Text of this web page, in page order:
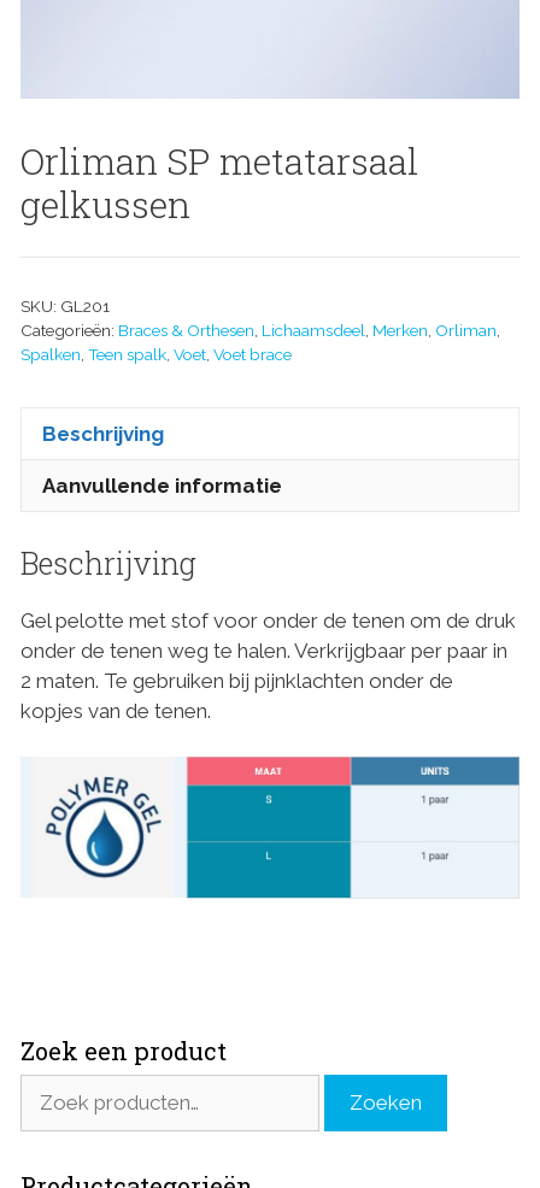
Orliman SP metatarsaal
gelkussen
SKU: GL201
Categorieën: Braces & Orthesen Lichaamsdeel Merken Orliman
Spalken Teen spalk Voet Voet brace
Beschrijving
Aanvullende informatie
Beschrijving
Gel pelotte met stof voor onder de tenen om de druk
onder de tenen weg te halen. Verkrijgbaar per paar in
2 maten. Te gebruiken bij pijnklachten onder de
kopjes van de tenen.
Zoek een product
Zoeken